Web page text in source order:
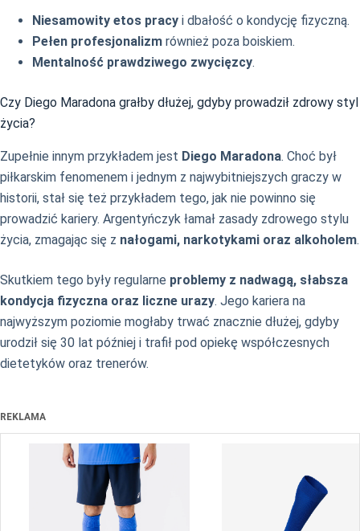
Niesamowity etos pracy i dbałość o kondycję fizyczną.
Pełen profesjonalizm również poza boiskiem.
Mentalność prawdziwego zwycięzcy.
Czy Diego Maradona grałby dłużej, gdyby prowadził zdrowy styl
życia?
Zupełnie innym przykładem jest Diego Maradona. Choć był
piłkarskim fenomenem i jednym z najwybitniejszych graczy w
historii, stał się też przykładem tego, jak nie powinno się
prowadzić kariery. Argentyńczyk łamał zasady zdrowego stylu
życia, zmagając się z nałogami, narkotykami oraz alkoholem.
Skutkiem tego były regularne problemy z nadwagą, słabsza
kondycja fizyczna oraz liczne urazy. Jego kariera na
najwyższym poziomie mogłaby trwać znacznie dłużej, gdyby
urodził się 30 lat później i trafił pod opiekę współczesnych
dietetyków oraz trenerów.
REKLAMA